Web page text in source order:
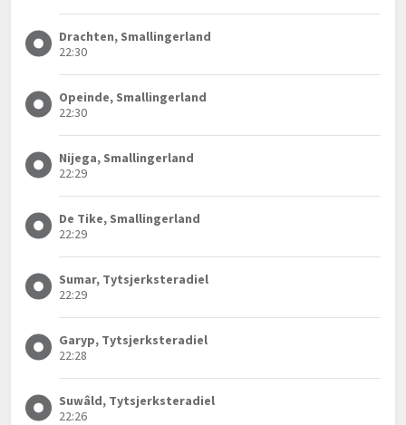
Drachten, Smallingerland
22:30
Opeinde, Smallingerland
22:30
Nijega, Smallingerland
22:29
De Tike, Smallingerland
22:29
Sumar, Tytsjerksteradiel
22:29
Garyp, Tytsjerksteradiel
22:28
Suwâld, Tytsjerksteradiel
22:26